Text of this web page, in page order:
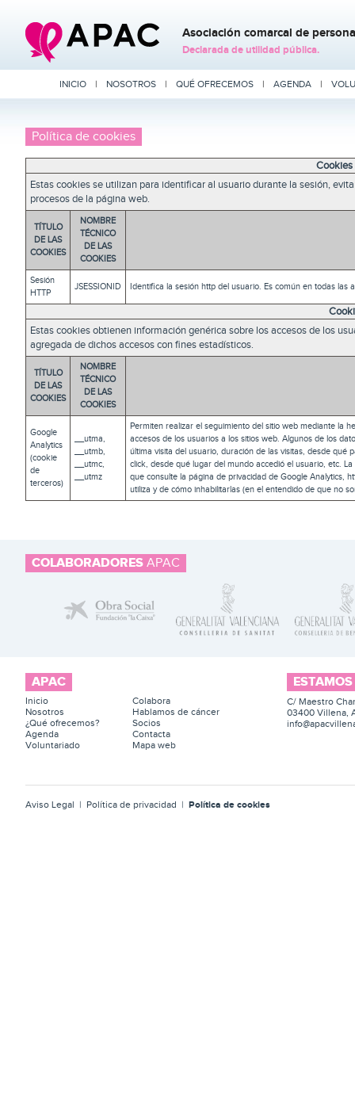
Asociación comarcal de
Declarada de utilidad pública.
INICIO | NOSOTROS | QUÉ OFRECEMOS | AGENDA |
Política de cookies
Cookies
Estas cookies se utilizan para identificar al usuario durante la sesión,
procesos de la página web.
TÍTULO
DE LAS
COOKIES
NOMBRE
TÉCNICO
DE LAS
COOKIES
Sesión
HTTP
JSESSIONID Identifica la sesión http del usuario. Es común en todas
Estas cookies obtienen información genérica sobre los accesos de los
agregada de dichos accesos con fines estadísticos.
TÍTULO
DE LAS
COOKIES
NOMBRE
TÉCNICO
DE LAS
COOKIES
Google
Analytics
(cookie
de
terceros)
__utma,
__utmb,
__utmc,
__utmz
Permiten realizar el seguimiento del sitio web mediante la
accesos de los usuarios a los sitios web. Algunos de los
última visita del usuario, duración de las visitas, desde
click, desde qué lugar del mundo accedió el usuario, etc.
que consulte la página de privacidad de Google Analytics,
utiliza y de cómo inhabilitarlas (en el entendido de que no
COLABORADORES APAC
APAC
Inicio
Nosotros
¿Qué ofrecemos?
Agenda
Voluntariado
Colabora
Hablamos de cáncer
Socios
Contacta
Mapa web
C/ Maestro
03400 Villena,
Aviso Legal | Política de privacidad | Política de cookies